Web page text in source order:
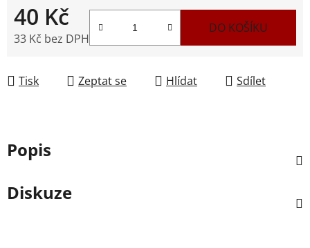
40 Kč
33 Kč bez DPH
DO KOŠÍKU
Tisk Zeptat se Hlídat Sdílet
Popis
Diskuze